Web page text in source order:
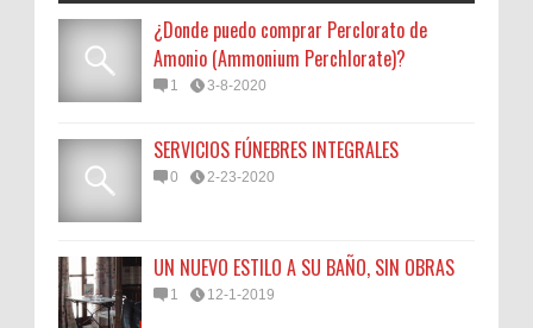
¿Donde puedo comprar Perclorato de
Amonio (Ammonium Perchlorate)?
1 3-8-2020
SERVICIOS FÚNEBRES INTEGRALES
0 2-23-2020
UN NUEVO ESTILO A SU BAÑO, SIN OBRAS
1 12-1-2019